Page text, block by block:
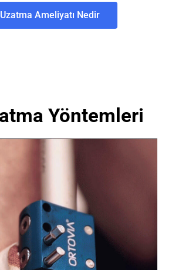
Ameliyatı Nedir
Yöntemleri